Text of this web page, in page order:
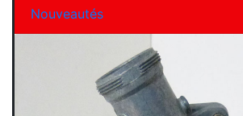
Nouveautés